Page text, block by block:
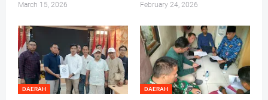
March 15, 2026 February 24, 2026
DAERAH DAERAH